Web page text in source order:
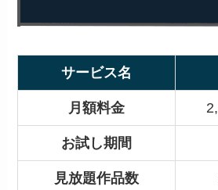
サービス名
月額料金
お試し期間
見放題作品数